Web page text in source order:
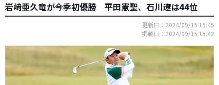
岩﨑亜久竜が今季初優勝 平田憲聖、石川遼は44位
更新日：2024/09/15 15:45
掲載日：2024/09/15 15:42